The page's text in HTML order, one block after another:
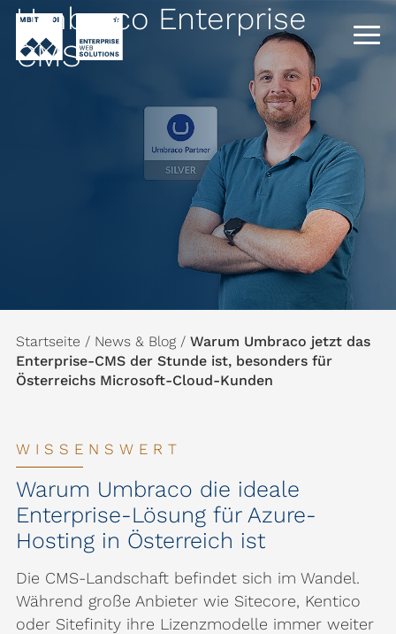
Umbraco Enterprise
CMS
Startseite / News & Blog / Warum Umbraco jetzt das
Enterprise-CMS der Stunde ist, besonders für
Österreichs Microsoft-Cloud-Kunden
WISSENSWERT
Warum Umbraco die ideale
Enterprise-Lösung für Azure-
Hosting in Österreich ist
Die CMS-Landschaft befindet sich im Wandel.
Während große Anbieter wie Sitecore, Kentico
oder Sitefinity ihre Lizenzmodelle immer weiter